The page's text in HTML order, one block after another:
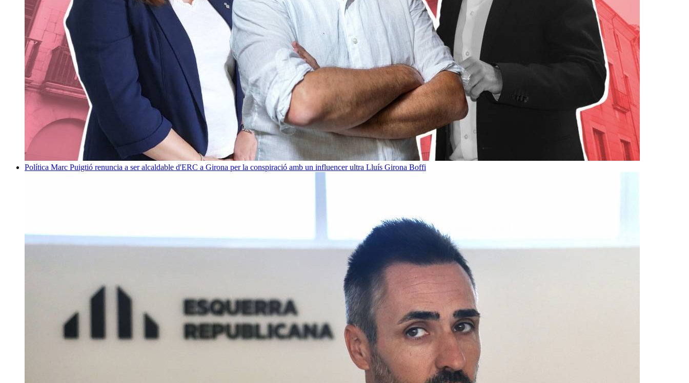
Política Marc Puigtió renuncia a ser alcaldable d'ERC a Girona per la conspiració amb un influencer ultra Lluís Girona Boffi